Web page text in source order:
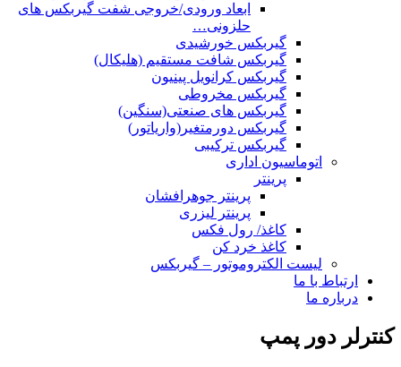
ابعاد ورودی/خروجی شفت گیربکس های
حلزونی…
گیربکس خورشیدی
گیربکس شافت مستقیم (هلیکال)
گیربکس کرانویل پینیون
گیربکس مخروطی
گیربکس های صنعتی(سنگین)
گیربکس دورمتغیر(واریاتور)
گیربکس ترکیبی
اتوماسیون اداری
پرینتر
پرینتر جوهرافشان
پرینتر لیزری
کاغذ/ رول فکس
کاغذ خرد کن
لیست الکتروموتور – گیربکس
ارتباط با ما
درباره ما
کنترلر دور پمپ